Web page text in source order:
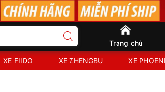
Trang chủ
XE FIIDO XE ZHENGBU XE